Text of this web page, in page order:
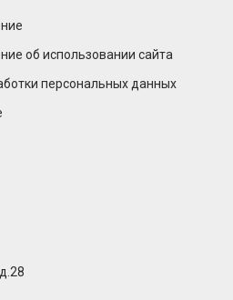
об использовании сайта
персональных данных